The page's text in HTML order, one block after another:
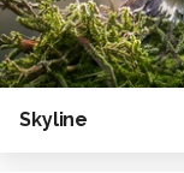
Skyline